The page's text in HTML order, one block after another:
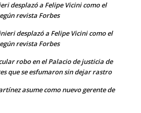
desplazó a Felipe Vicini como el
revista Forbes
desplazó a Felipe Vicini como el
revista Forbes
robo en el Palacio de justicia de
que se esfumaron sin dejar rastro
asume como nuevo gerente de